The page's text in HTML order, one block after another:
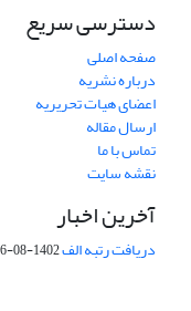
دسترسی سریع
صفحه اصلی
درباره نشریه
اعضای هیات تحریریه
ارسال مقاله
تماس با ما
نقشه سایت
آخرین اخبار
دریافت رتبه الف1402-08-06